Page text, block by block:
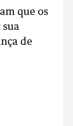
que os
sua
de